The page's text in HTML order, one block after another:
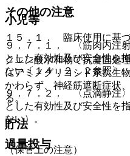
その他の注意
１５．１． 臨床使用に基
クエン酸水和物で抗凝固処
にアミノグリコシド系抗生
かわらず、神経筋遮断症状
る。
貯法
（保管上の注意）
小児等
９．７．１． 〈筋肉内注
とした有効性及び安全性を
ない〔１４．２．２参照〕。
９．７．２． 〈点滴静注
とした有効性及び安全性を
ない）。
過量投与